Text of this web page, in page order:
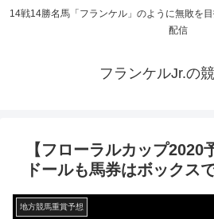
14戦14勝名馬「フランケル」のように無敗を
配信
フランケルJr.の
【フローラルカップ2020
ドールも馬券はボックス
地方競馬重賞予想